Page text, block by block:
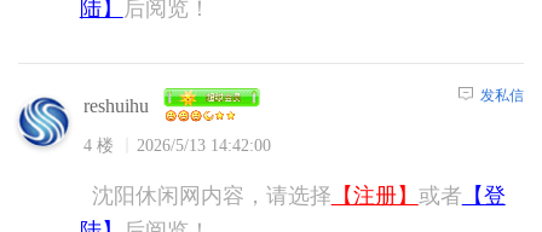
陆】
后阅览！
reshuihu
4 楼 2026/5/13 14:42:00
发私信
沈阳休闲网内容，请选择 【注册】 或者 【登